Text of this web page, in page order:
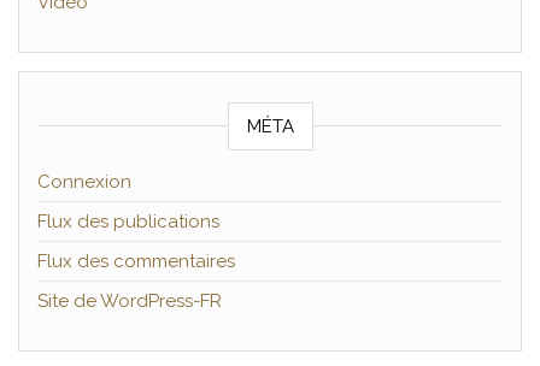
MÉTA
Connexion
Flux des publications
Flux des commentaires
Site de WordPress-FR